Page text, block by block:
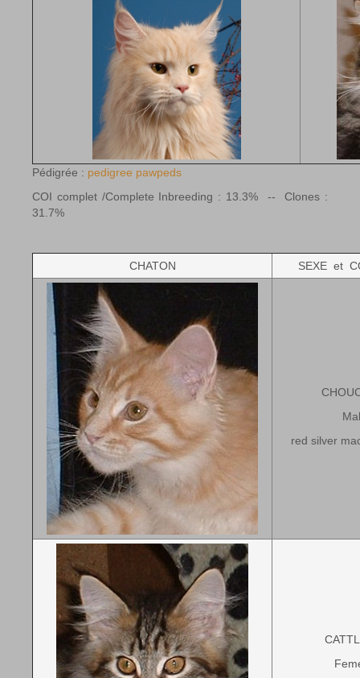
Pédigrée : pedigree pawpeds
COI complet /Complete Inbreeding : 13.3% -- Clones :
31.7%
CHATON SEXE et
red silver